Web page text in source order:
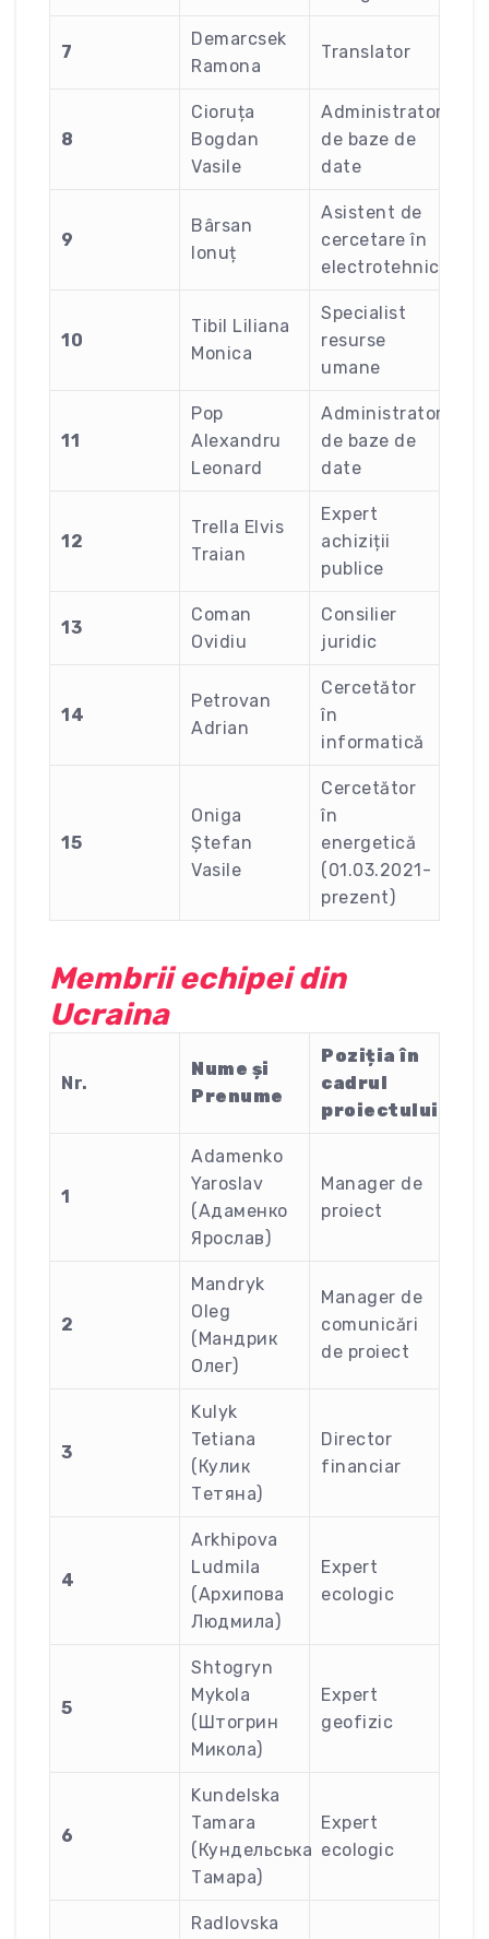
7
Demarcsek
Ramona
Translator
8
Cioruța
Bogdan
Vasile
Administrator
de baze de
date
9
Bârsan
Ionuț
Asistent de
cercetare în
electrotehnică
10
Tibil Liliana
Monica
Specialist
resurse
umane
11
Pop
Alexandru
Leonard
Administrator
de baze de
date
12
Trella Elvis
Traian
Expert
achiziții
publice
13
Coman
Ovidiu
Consilier
juridic
14
Petrovan
Adrian
Cercetător
în
informatică
15
Oniga
Ștefan
Vasile
Cercetător
în
energetică
(01.03.2021-
prezent)
Membrii echipei din
Ucraina
Nr.
Nume și
Prenume
Poziția în
cadrul
proiectului
1
Adamenko
Yaroslav
(Адаменко
Ярослав)
Manager de
proiect
2
Mandryk
Oleg
(Мандрик
Олег)
Manager de
comunicări
de proiect
3
Kulyk
Tetiana
(Кулик
Тетяна)
Director
financiar
4
Arkhipova
Ludmila
(Архипова
Людмила)
Expert
ecologic
5
Shtogryn
Mykola
(Штогрин
Микола)
Expert
geofizic
6
Kundelska
Tamara
(Кундельська
Тамара)
Expert
ecologic
Radlovska